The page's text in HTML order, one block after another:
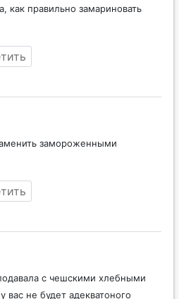
как правильно замариновать
замороженными
с чешскими хлебными
вас не будет адекватоного